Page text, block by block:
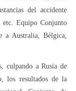
del accidente
etc. Equipo Conjunto
a Australia, Bélgica,
culpando a Rusia de
los resultados de la